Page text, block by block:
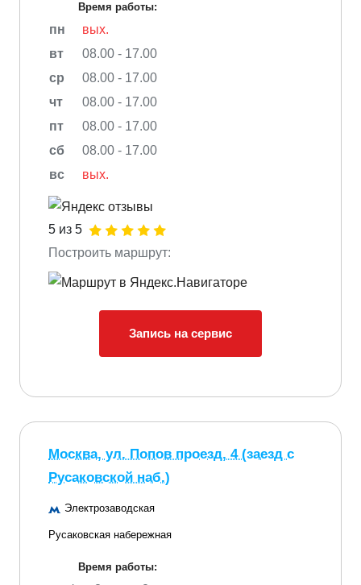
Время работы:
пн
вых.
вт
08.00 - 17.00
ср
08.00 - 17.00
чт
08.00 - 17.00
пт
08.00 - 17.00
сб
08.00 - 17.00
вс
вых.
5 из 5
Построить маршрут:
Запись на сервис
Москва, ул. Попов проезд, 4 (заезд с
Русаковской наб.)
Электрозаводская
Русаковская набережная
Время работы: